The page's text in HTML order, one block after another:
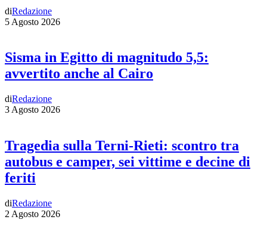
diRedazione
5 Agosto 2026
Sisma in Egitto di magnitudo 5,5:
avvertito anche al Cairo
diRedazione
3 Agosto 2026
Tragedia sulla Terni-Rieti: scontro tra
autobus e camper, sei vittime e decine di
feriti
diRedazione
2 Agosto 2026